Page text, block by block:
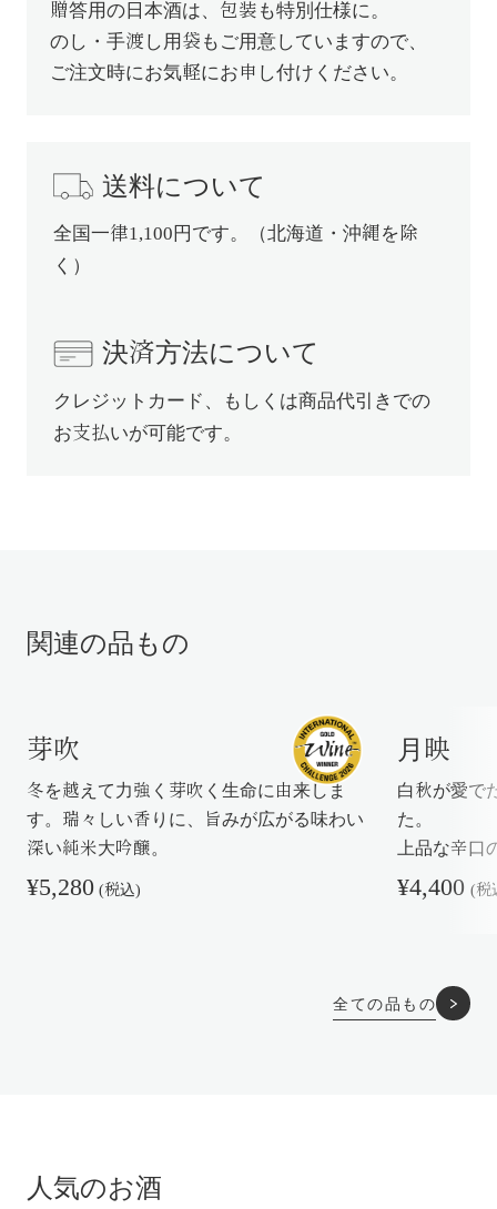
贈答用の日本酒は、包装も特別仕様に。
のし・手渡し用袋もご用意していますので、
ご注文時にお気軽にお申し付けください。
送料について
全国一律1,100円です。（北海道・沖縄を除
く）
決済方法について
クレジットカード、もしくは商品代引きでの
お支払いが可能です。
関連の品もの
芽吹
冬を越えて力強く芽吹く生命に由来しま
す。瑞々しい香りに、旨みが広がる味わい
深い純米大吟醸。
¥5,280 (税込)
⁨⁩月映
白秋が愛で
た。
上品な辛
¥4,400 (税
全ての品もの
人気のお酒